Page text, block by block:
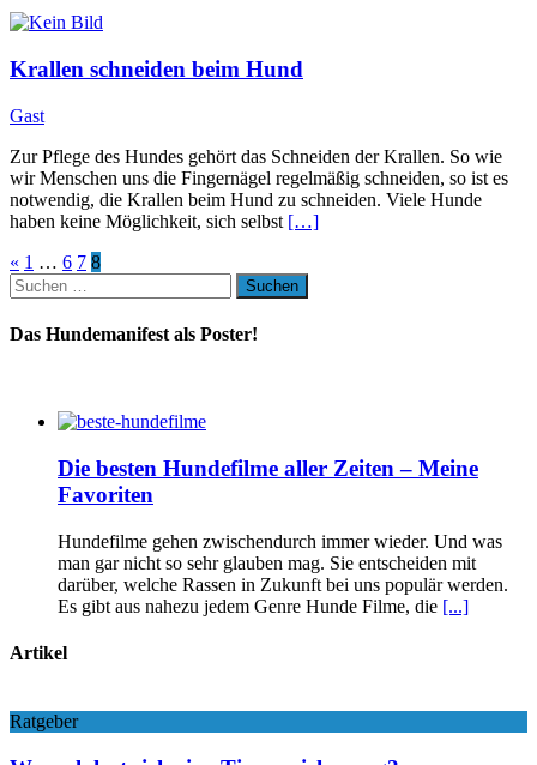
Krallen schneiden beim Hund
Gast
Zur Pflege des Hundes gehört das Schneiden der Krallen. So wie
wir Menschen uns die Fingernägel regelmäßig schneiden, so ist es
notwendig, die Krallen beim Hund zu schneiden. Viele Hunde
haben keine Möglichkeit, sich selbst […]
« 1 … 6 7 8
Suchen
nach:
Das Hundemanifest als Poster!
Die besten Hundefilme aller Zeiten – Meine
Favoriten
Hundefilme gehen zwischendurch immer wieder. Und was
man gar nicht so sehr glauben mag. Sie entscheiden mit
darüber, welche Rassen in Zukunft bei uns populär werden.
Es gibt aus nahezu jedem Genre Hunde Filme, die [...]
Artikel
Ratgeber